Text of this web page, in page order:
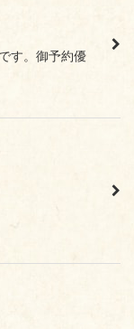
す。御予約優